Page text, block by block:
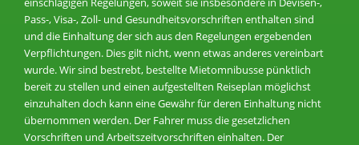
Pass-, Visa-, Zoll- und Gesundheitsvorschriften enthalten sind
und die Einhaltung der sich aus den Regelungen ergebenden
Verpflichtungen. Dies gilt nicht, wenn etwas anderes vereinbart
wurde. Wir sind bestrebt, bestellte Mietomnibusse pünktlich
bereit zu stellen und einen aufgestellten Reiseplan möglichst
einzuhalten doch kann eine Gewähr für deren Einhaltung nicht
übernommen werden. Der Fahrer muss die gesetzlichen
Vorschriften und Arbeitszeitvorschriften einhalten. Der